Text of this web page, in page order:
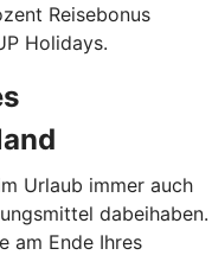
Reisebonus
Holidays.
Urlaub immer auch
dabeihaben.
am Ende Ihres